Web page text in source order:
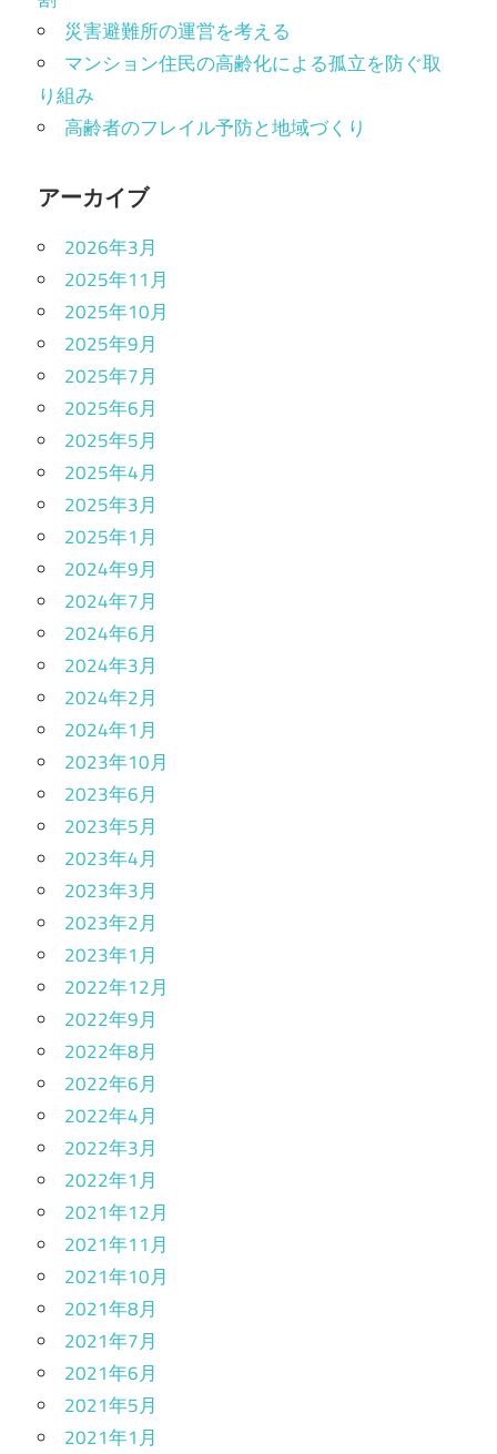
災害避難所の運営を考える
マンション住民の高齢化による孤立を防ぐ取
り組み
高齢者のフレイル予防と地域づくり
アーカイブ
2026年3月
2025年11月
2025年10月
2025年9月
2025年7月
2025年6月
2025年5月
2025年4月
2025年3月
2025年1月
2024年9月
2024年7月
2024年6月
2024年3月
2024年2月
2024年1月
2023年10月
2023年6月
2023年5月
2023年4月
2023年3月
2023年2月
2023年1月
2022年12月
2022年9月
2022年8月
2022年6月
2022年4月
2022年3月
2022年1月
2021年12月
2021年11月
2021年10月
2021年8月
2021年7月
2021年6月
2021年5月
2021年1月